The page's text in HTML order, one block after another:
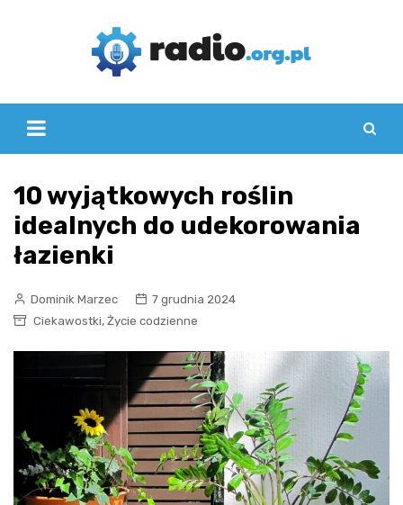
10 wyjątkowych roślin
idealnych do udekorowania
łazienki
Dominik Marzec
7 grudnia 2024
Ciekawostki, Życie codzienne